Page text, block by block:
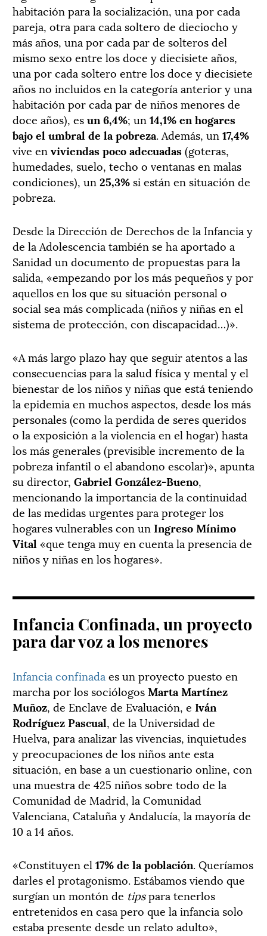
habitación para la socialización, una por cada
pareja, otra para cada soltero de dieciocho y
más años, una por cada par de solteros del
mismo sexo entre los doce y diecisiete años,
una por cada soltero entre los doce y diecisiete
años no incluidos en la categoría anterior y una
habitación por cada par de niños menores de
doce años), esun 6,4%; un 14,1% en hogares
bajo el umbral de la pobreza. Además, un 17,4%
vive en viviendas poco adecuadas(goteras,
humedades, suelo, techo o ventanas en malas
condiciones), un 25,3% si están en situación de
pobreza.
Desde la Dirección de Derechos de la Infancia y
de la Adolescencia también se ha aportado a
Sanidad un documento de propuestas para la
salida, «empezando por los más pequeños y por
aquellos en los que su situación personal o
social sea más complicada (niños y niñas en el
sistema de protección, con discapacidad…)».
«A más largo plazo hay que seguir atentos a las
consecuencias para la salud física y mental y el
bienestar de los niños y niñas que está teniendo
la epidemia en muchos aspectos, desde los más
personales (como la perdida de seres queridos
o la exposición a la violencia en el hogar) hasta
los más generales (previsible incremento de la
pobreza infantil o el abandono escolar)», apunta
su director, Gabriel González-Bueno,
mencionando la importancia de la continuidad
de las medidas urgentes para proteger los
hogares vulnerables con un Ingreso Mínimo
Vital «que tenga muy en cuenta la presencia de
niños y niñas en los hogares».
Infancia Confinada, un proyecto
para dar voz a los menores
Infancia confinada es un proyecto puesto en
marcha por los sociólogos Marta Martínez
Muñoz, de Enclave de Evaluación, e Iván
Rodríguez Pascual, de la Universidad de
Huelva, para analizar las vivencias, inquietudes
y preocupaciones de los niños ante esta
situación, en base a un cuestionario online, con
una muestra de 425 niños sobre todo de la
Comunidad de Madrid, la Comunidad
Valenciana, Cataluña y Andalucía, la mayoría de
10 a 14 años.
«Constituyen el 17% de la población. Queríamos
darles el protagonismo. Estábamos viendo que
surgían un montón de tipspara tenerlos
entretenidos en casa pero que la infancia solo
estaba presente desde un relato adulto»,